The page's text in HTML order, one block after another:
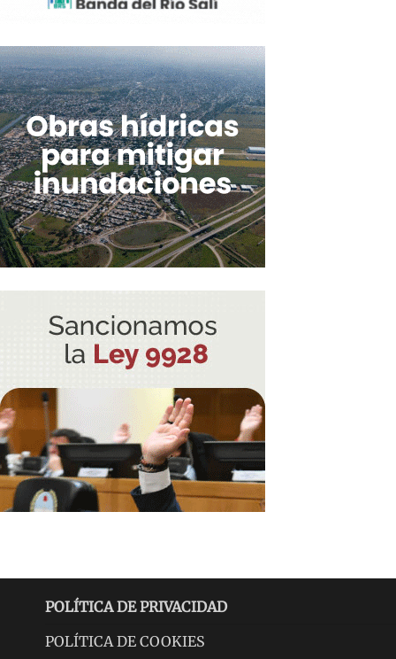
POLÍTICA DE PRIVACIDAD
POLÍTICA DE COOKIES